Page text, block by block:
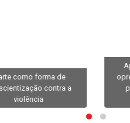
como forma de
contra a
violência